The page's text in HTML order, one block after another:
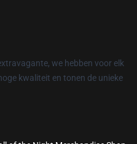
we hebben voor elk
kwaliteit en tonen de unieke